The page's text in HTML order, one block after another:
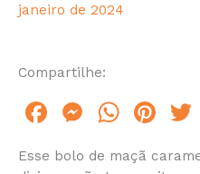
janeiro de 2024
Compartilhe:
F
a
M
e
W
h
Pi
Esse bolo de maçã